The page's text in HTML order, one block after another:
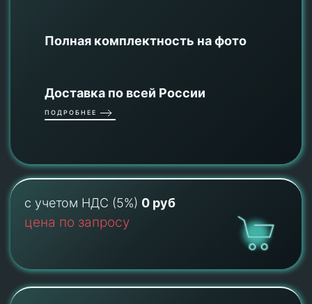
Полная комплектность на фото
Доставка по всей России
ПОДРОБНЕЕ
с учетом НДС (5%) 0 руб
цена по запросу